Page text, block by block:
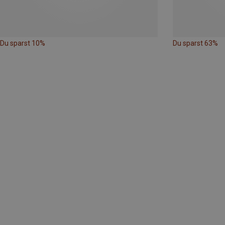
Du sparst 10% Du sparst 63%